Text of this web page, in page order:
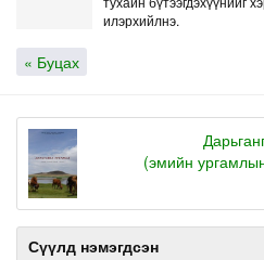
илэрхийлнэ.
« Буцах
(эмийн
Сүүлд нэмэгдсэн